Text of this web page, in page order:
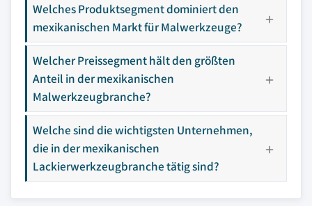
Welches Produktsegment dominiert den
mexikanischen Markt für Malwerkzeuge?
Welcher Preissegment hält den größten
Anteil in der mexikanischen
Malwerkzeugbranche?
Welche sind die wichtigsten Unternehmen,
die in der mexikanischen
Lackierwerkzeugbranche tätig sind?